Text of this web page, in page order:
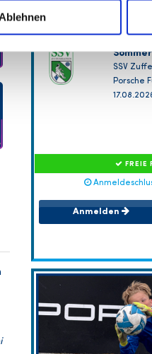
SSV
Porsche
FREIE
Anmelden